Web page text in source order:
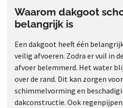
Waarom dakgoot
belangrijk is
Een dakgoot heeft één
veilig afvoeren. Zodra er vuil in
afvoer belemmerd. Het water
over de rand. Dit kan zorgen
schimmelvorming en
dakconstructie. Ook